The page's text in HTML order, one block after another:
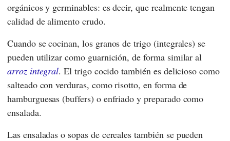
orgánicos y germinables: es decir, que realmente tengan
calidad de alimento crudo.
Cuando se cocinan, los granos de trigo (integrales) se
pueden utilizar como guarnición, de forma similar al
arroz integral. El trigo cocido también es delicioso como
salteado con verduras, como risotto, en forma de
hamburguesas (buffers) o enfriado y preparado como
ensalada.
Las ensaladas o sopas de cereales también se pueden